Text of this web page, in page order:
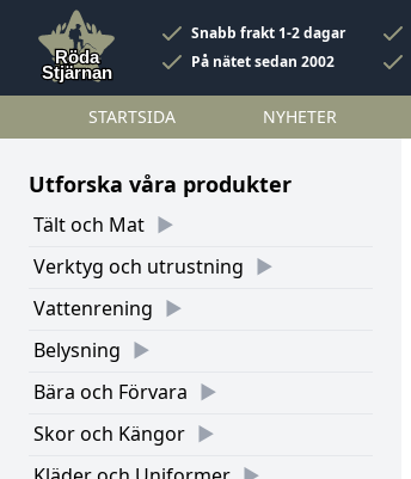
Snabb frakt 1-2 dagar
På nätet sedan 2002
STARTSIDA NYHETER
Utforska våra produkter
Tält och Mat
Verktyg och utrustning
Vattenrening
Belysning
Bära och Förvara
Skor och Kängor